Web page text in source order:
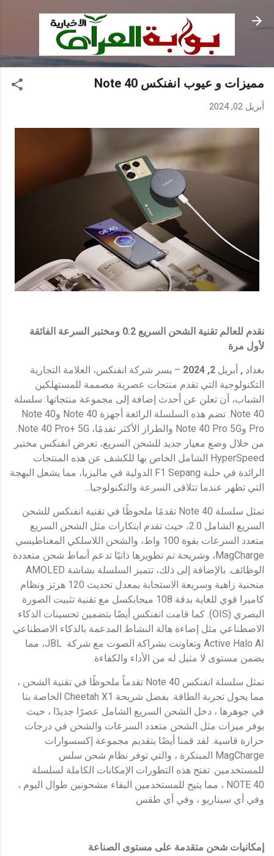
التخطي إلى المحتوى الرئيسي
مميزات و عيوب انفنكس Note 40
أبريل 02, 2024
نقدم للعالم تقنية الشحن السريع 0.2 ومختبر السرعة الفائقة
لأول مرة
بغداد , أبريل 2
, 2024
– يسر شركة انفنكس، العلامة التجارية
التكنولوجية التي تقدم منتجات عصرية مصممة للمستهلكين
الشباب، أن تعلن عن أحدث إضافة إلى مجموعة منتجاتها: سلسلة
Note 40. تضم هذه السلسلة الرائعة أجهزة Note 40 وNote 40
Pro وNote 40 Pro 5G والطراز الأكثر تقدمًا، Note 40 Pro+ 5G.
من خلال وضع معيار جديد للشحن السريع، تعرض انفنكس مختبر
HyperSpeed الشامل الخاص بها للكشف عن هذه المنتجات
الرائدة في حلبة F1 Sepang الدولية في ماليزيا، مما يشعل البهجة
التي تظهر عندما تتلاقى السرعة والتكنولوجيا..
تمثل سلسلة Note 40 تقدمًا ملحوظًا في تقنية انفنكس للشحن
السريع الشامل 2.0، حيث تقدم ابتكارات مثل الشحن السريع
متعدد السرعات بقوة 100 واط، والشحن اللاسلكي المغناطيسي
MagCharge، وشريحة تم تطويرها ذاتيًا تدعم أنماط شحن متعددة
الوظائف. بالإضافة إلى ذلك، تتميز السلسلة بشاشة AMOLED
منحنية زاهية وسريعة الاستجابة بمعدل تحديث 120 هرتز ونظام
كاميرا قوي للغاية بدقة 108 ميجابكسل مع تقنية تثبيت الصورة
البصري (OIS). كما قامت انفنكس أيضًا بتضمين تحسينات الذكاء
الاصطناعي مثل إضاءة هالة النشاط المدعمة بالذكاء الاصطناعي
Active Halo AI وتعاونت بشراكة الصوت مع شركة JBL، مما
يضمن مستوى لا مثيل له من الأداء والكفاءة.
تمثل سلسلة انفنكس Note 40 تقدماً ملحوظًا في تقنية الشحن ،
مما يحول تجربة الطاقة. بفضل شريحة Cheetah X1 الخاصة بنا
في جوهرها ، دخل الشحن السريع الشامل عصرًا جديدًا ، حيث
يوفر ميزات مثل الشحن متعدد السرعات والشحن في درجات
حرارة قاسية. لقد قمنا أيضًا بتقديم مجموعة إكسسوارات
MagCharge المبتكرة ، والتي توفر نظام شحن سلس
للمستخدمين. تفتح هذه التطورات الإمكانات الكاملة لسلسلة
NOTE 40 ، مما يتيح للمستخدمين البقاء مشحونين طوال اليوم ،
وفي أي سيناريو ، وفي أي طقس
إمكانيات شحن متقدمة على مستوى الصناعة